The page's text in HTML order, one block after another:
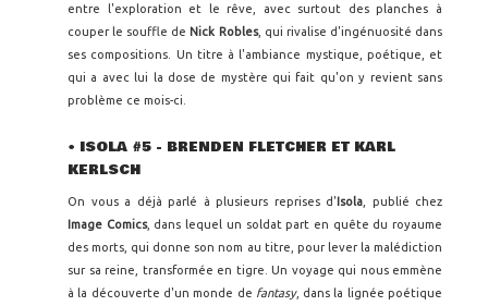
entre l'exploration et le rêve, avec surtout des planches à
couper le souffle de Nick Robles, qui rivalise d'ingénuosité dans
ses compositions. Un titre à l'ambiance mystique, poétique, et
qui a avec lui la dose de mystère qui fait qu'on y revient sans
problème ce mois-ci.
• ISOLA #5 - BRENDEN FLETCHER ET KARL
KERLSCH
On vous a déjà parlé à plusieurs reprises d' Isola , publié chez
Image Comics, dans lequel un soldat part en quête du royaume
des morts, qui donne son nom au titre, pour lever la malédiction
sur sa reine, transformée en tigre. Un voyage qui nous emmène
à la découverte d'un monde de fantasy, dans la lignée poétique